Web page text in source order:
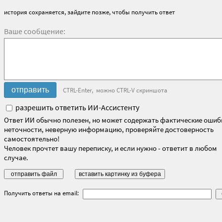
история сохраняется, зайдите позже, чтобы получить ответ
Ваше сообщение:
CTRL-Enter, можно CTRL-V скриншота
разрешить ответить ИИ-Ассистенту
Ответ ИИ обычно полезен, но может содержать фактические
неточности, неверную информацию, проверяйте достоверность
самостоятельно!
Человек прочтет вашу переписку, и если нужно - ответит в любом
случае.
Получить ответы на email: